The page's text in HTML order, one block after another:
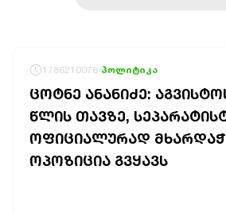
1786210078 პოლიტიკა
ᲪᲝᲢᲜᲔ ᲐᲜᲐᲜᲘᲫᲔ:
ᲬᲚᲘᲡ ᲗᲐᲕᲖᲔ,
ᲝᲤᲘᲪᲘᲐᲚᲣᲠᲐᲓ
ᲝᲞᲝᲖᲘᲪᲘᲐ ᲒᲕᲧᲐᲕᲡ